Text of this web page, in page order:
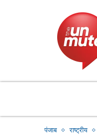
पंजाब राष्ट्रीय